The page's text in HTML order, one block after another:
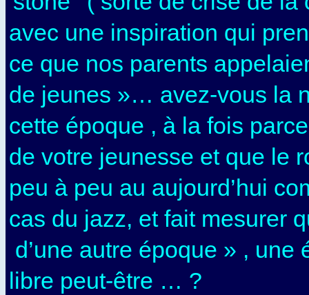
avec une inspiration qui
ce que nos parents
de jeunes »… avez-vous la
cette époque , à la fois
de votre jeunesse et que le
peu à peu au aujourd’hui
cas du jazz, et fait mesurer
d’une autre époque » , une
libre peut-être … ?